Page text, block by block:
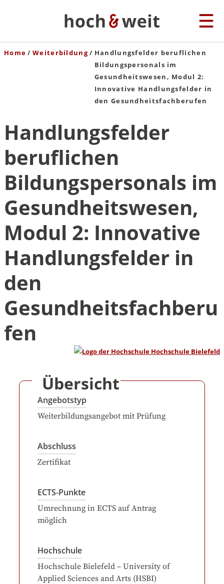
Home Weiterbildung
Handlungsfelder beruflichen
Bildungspersonals im
Gesundheitswesen, Modul 2:
Innovative Handlungsfelder in
den Gesundheitsfachberufen
Handlungsfelder
beruflichen
Bildungspersonals im
Gesundheitswesen,
Modul 2: Innovative
Handlungsfelder in
den
Gesundheitsfachberu
fen
Übersicht
Angebotstyp
Weiterbildungsangebot mit Prüfung
Abschluss
Zertifikat
ECTS-Punkte
Umrechnung in ECTS auf Antrag
möglich
Hochschule
Hochschule Bielefeld – University of
Applied Sciences and Arts (HSBI)